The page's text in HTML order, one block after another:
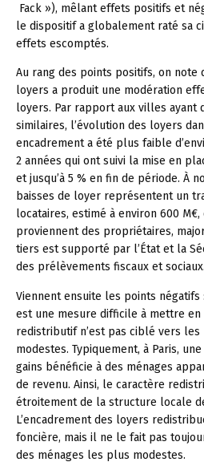
Fack »), mêlant effets positifs et
le dispositif a globalement raté sa
effets escomptés.
Au rang des points positifs, on note
loyers a produit une modération
loyers. Par rapport aux villes ayant
similaires, l’évolution des loyers
encadrement a été plus faible
2 années qui ont suivi la mise en
et jusqu’à 5 % en fin de période. À
baisses de loyer représentent un
locataires, estimé à environ 600
proviennent des propriétaires,
tiers est supporté par l’État et la
des prélèvements fiscaux et sociaux.
Viennent ensuite les points négatifs
est une mesure difficile à mettre
redistributif n’est pas ciblé vers les
modestes. Typiquement, à Paris,
gains bénéficie à des ménages
de revenu. Ainsi, le caractère
étroitement de la structure locale
L’encadrement des loyers
foncière, mais il ne le fait pas
des ménages les plus modestes.